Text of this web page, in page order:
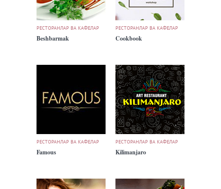
РЕСТОРАНЛАР ВА КАФЕЛАР
Beshbarmak
РЕСТОРАНЛАР ВА КАФЕЛАР
Cookbook
РЕСТОРАНЛАР ВА КАФЕЛАР
Famous
РЕСТОРАНЛАР ВА КАФЕЛАР
Kilimanjaro